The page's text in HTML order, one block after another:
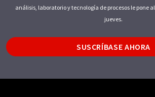
análisis, laboratorio y tecnología de procesos le pone
jueves.
SUSCRÍBASE AHORA